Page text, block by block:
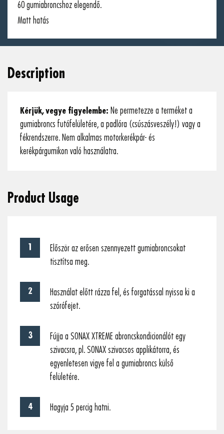
60 gumiabroncshoz elegendő.
Matt hatás
Description
Kérjük, vegye figyelembe: Ne permetezze a terméket a
gumiabroncs futófelületére, a padlóra (csúszásveszély!) vagy a
fékrendszerre. Nem alkalmas motorkerékpár- és
kerékpárgumikon való használatra.
Product Usage
Először az erősen szennyezett gumiabroncsokat
tisztítsa meg.
Használat előtt rázza fel, és forgatással nyissa ki a
szórófejet.
Fújja a SONAX XTREME abroncskondicionálót egy
szivacsra, pl. SONAX szivacsos applikátorra, és
egyenletesen vigye fel a gumiabroncs külső
felületére.
Hagyja 5 percig hatni.